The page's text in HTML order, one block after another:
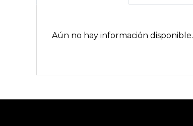
Aún no hay información disponible.